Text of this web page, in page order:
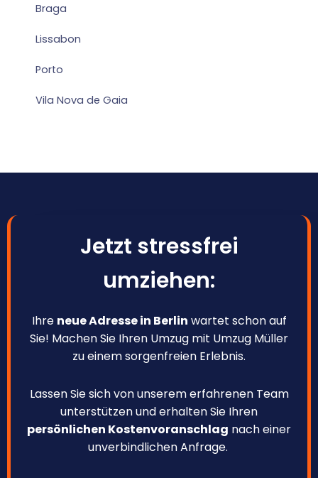
Braga
Lissabon
Porto
Vila Nova de Gaia
Jetzt stressfrei
umziehen:
Ihre neue Adresse in Berlin wartet schon auf
Sie! Machen Sie Ihren Umzug mit Umzug Müller
zu einem sorgenfreien Erlebnis.
Lassen Sie sich von unserem erfahrenen Team
unterstützen und erhalten Sie Ihren
persönlichen Kostenvoranschlag nach einer
unverbindlichen Anfrage.